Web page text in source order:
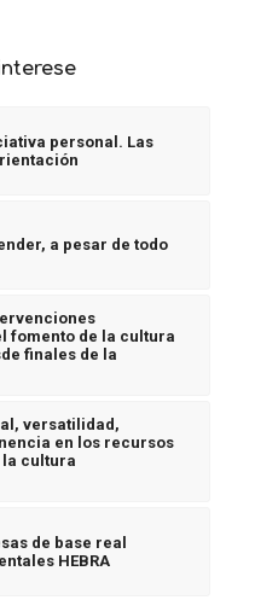
personal. Las
a pesar de todo
fomento de la cultura
finales de la
versatilidad,
en los recursos
la cultura
de base real
HEBRA